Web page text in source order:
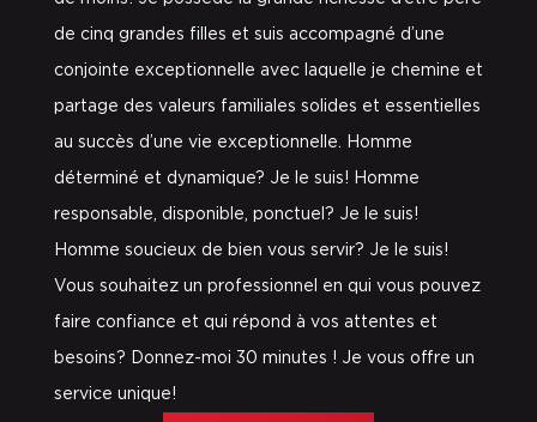
de cinq grandes filles et suis accompagné d’une
conjointe exceptionnelle avec laquelle je chemine et
partage des valeurs familiales solides et essentielles
au succès d’une vie exceptionnelle. Homme
déterminé et dynamique? Je le suis! Homme
responsable, disponible, ponctuel? Je le suis!
Homme soucieux de bien vous servir? Je le suis!
Vous souhaitez un professionnel en qui vous pouvez
faire confiance et qui répond à vos attentes et
besoins? Donnez-moi 30 minutes ! Je vous offre un
service unique!